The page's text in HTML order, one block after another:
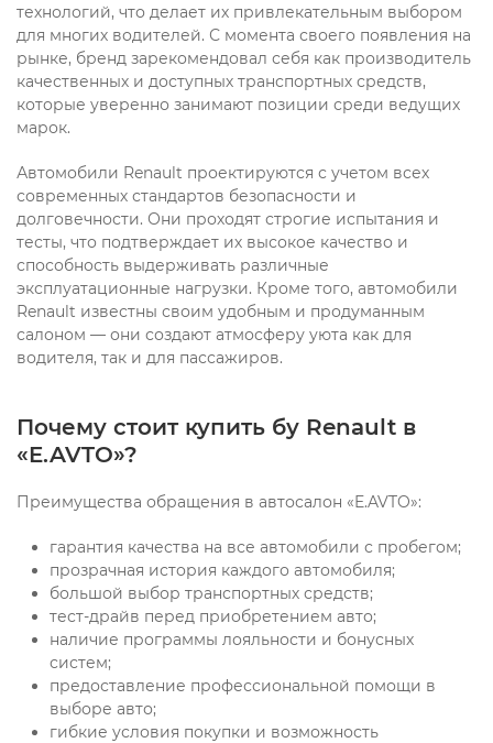
технологий, что делает их привлекательным выбором
для многих водителей. С момента своего появления на
рынке, бренд зарекомендовал себя как производитель
качественных и доступных транспортных средств,
которые уверенно занимают позиции среди ведущих
марок.
Автомобили Renault проектируются с учетом всех
современных стандартов безопасности и
долговечности. Они проходят строгие испытания и
тесты, что подтверждает их высокое качество и
способность выдерживать различные
эксплуатационные нагрузки. Кроме того, автомобили
Renault известны своим удобным и продуманным
салоном — они создают атмосферу уюта как для
водителя, так и для пассажиров.
Почему стоит купить бу Renault в
«E.AVTO»?
Преимущества обращения в автосалон «E.AVTO»:
гарантия качества на все автомобили с пробегом;
прозрачная история каждого автомобиля;
большой выбор транспортных средств;
тест-драйв перед приобретением авто;
наличие программы лояльности и бонусных
систем;
предоставление профессиональной помощи в
выборе авто;
гибкие условия покупки и возможность